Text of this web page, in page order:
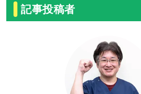
記事投稿者